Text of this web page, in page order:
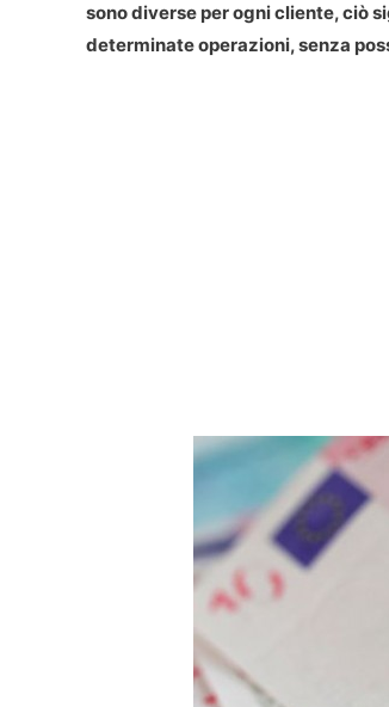
sono diverse per ogni cliente, ciò
determinate operazioni, senza